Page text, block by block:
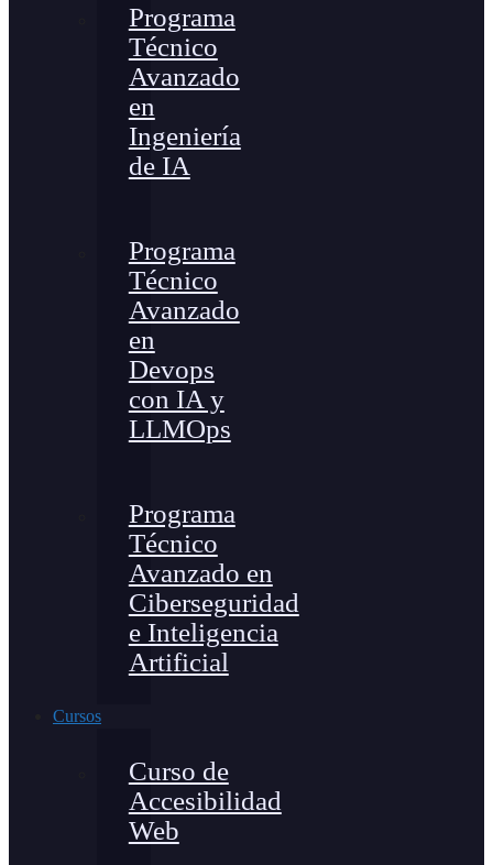
Programa
Técnico
Avanzado
en
Ingeniería
de IA
Programa
Técnico
Avanzado
en
Devops
con IA y
LLMOps
Programa
Técnico
Avanzado en
Ciberseguridad
e Inteligencia
Artificial
Cursos
Curso de
Accesibilidad
Web